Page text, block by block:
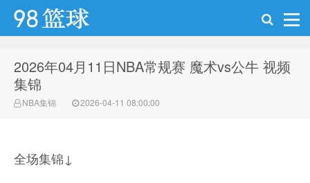
98篮球网
2026年04月11日NBA常规赛 魔术vs公牛 视频
集锦
NBA集锦 2026-04-11 08:00:00
全场集锦↓